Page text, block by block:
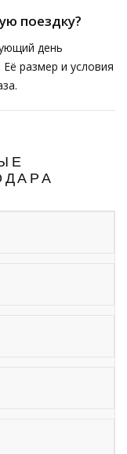
поездку?
день
размер и условия